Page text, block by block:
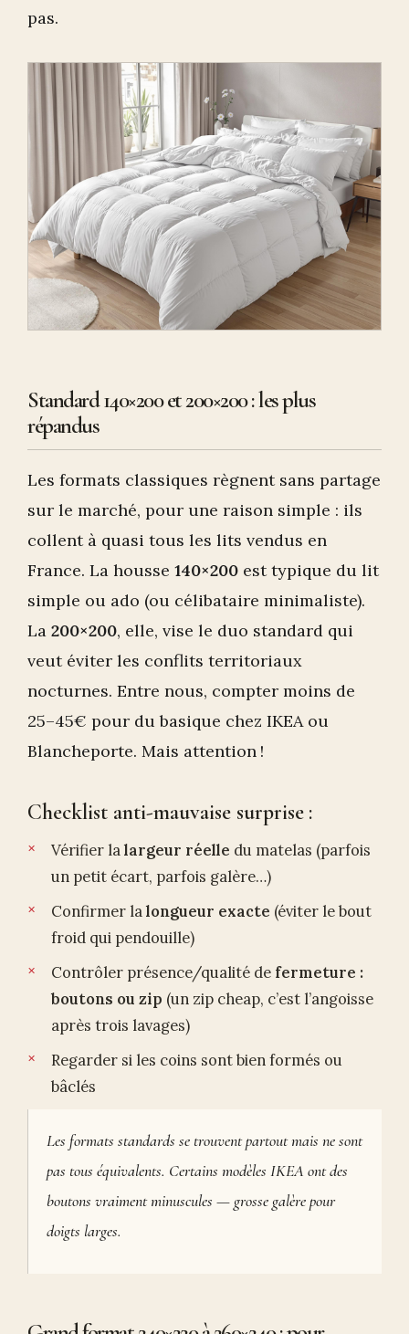
pas.
Standard 140×200 et 200×200 : les plus
répandus
Les formats classiques règnent sans partage
sur le marché, pour une raison simple : ils
collent à quasi tous les lits vendus en
France. La housse 140×200 est typique du lit
simple ou ado (ou célibataire minimaliste).
La 200×200, elle, vise le duo standard qui
veut éviter les conflits territoriaux
nocturnes. Entre nous, compter moins de
25–45€ pour du basique chez IKEA ou
Blancheporte. Mais attention !
Checklist anti-mauvaise surprise :
Vérifier lalargeur réelle du matelas (parfois
un petit écart, parfois galère…)
Confirmer lalongueur exacte (éviter le bout
froid qui pendouille)
Contrôler présence/qualité de fermeture :
boutons ou zip (un zip cheap, c’est l’angoisse
après trois lavages)
Regarder si les coins sont bien formés ou
bâclés
Les formats standards se trouvent partout mais ne sont
pas tous équivalents. Certains modèles IKEA ont des
boutons vraiment minuscules — grosse galère pour
doigts larges.